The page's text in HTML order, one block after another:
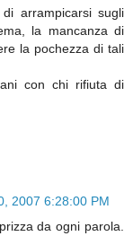
arrampicarsi sugli
la mancanza di
la pochezza di tali
con chi rifiuta di
2007 6:28:00 PM
da ogni parola.